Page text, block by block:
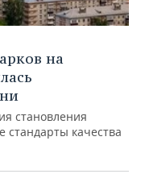
на
становления
стандарты качества